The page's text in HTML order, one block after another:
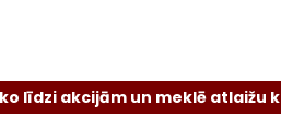
un meklē atlaižu kodu